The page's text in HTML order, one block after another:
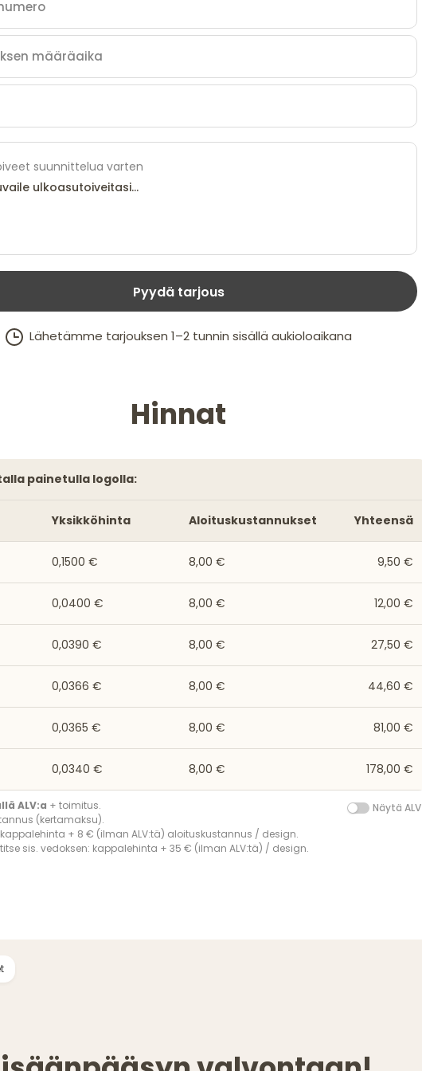
suunnittelua varten
Pyydä tarjous
Lähetämme tarjouksen 1–2 tunnin sisällä aukioloaikana
Hinnat
painetulla logolla:
Yksikköhinta Aloituskustannukset Yhteensä
0,1500 € 8,00 € 9,50 €
0,0400 € 8,00 € 12,00 €
0,0390 € 8,00 € 27,50 €
0,0366 € 8,00 € 44,60 €
0,0365 € 8,00 € 81,00 €
0,0340 € 8,00 € 178,00 €
ALV:a + toimitus.
(kertamaksu).
+ 8 € (ilman ALV:tä) aloituskustannus / design.
sis. vedoksen: kappalehinta + 35 € (ilman ALV:tä) / design.
Näytä ALV